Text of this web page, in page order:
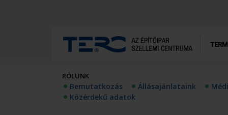
RÓLUNK
Bemutatkozás Állásajánlataink
Közérdekű adatok